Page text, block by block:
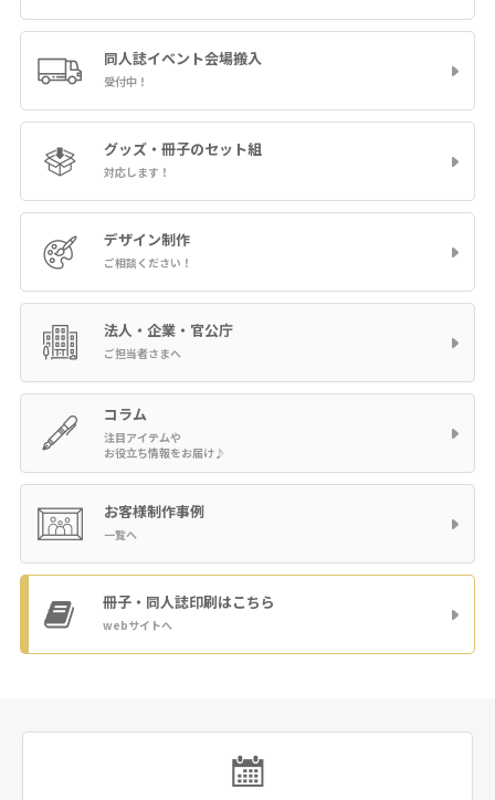
同人誌イベント会場搬入
受付中！
グッズ・冊子のセット組
対応します！
デザイン制作
ご相談ください！
法人・企業・官公庁
ご担当者さまへ
コラム
注目アイテムや
お役立ち情報をお届け♪
お客様制作事例
一覧へ
冊子・同人誌印刷はこちら
webサイトへ